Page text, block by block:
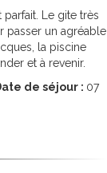
Le gite très
passer un agréable
la piscine
et à revenir.
de séjour : 07